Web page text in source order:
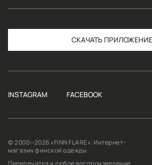
СКАЧАТЬ
INSTAGRAM FACEBOOK
© 2000—2026 «FINN FLARE». Интернет-
магазин финской одежды
Перепечатка и любое воспроизведение